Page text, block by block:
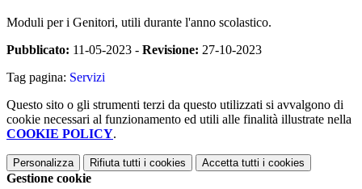
Moduli per i Genitori, utili durante l'anno scolastico.
Pubblicato: 11-05-2023 - Revisione: 27-10-2023
Tag pagina: Servizi
Questo sito o gli strumenti terzi da questo utilizzati si avvalgono di
cookie necessari al funzionamento ed utili alle finalità illustrate nella
COOKIE POLICY.
Personalizza Rifiuta tutti i cookies Accetta tutti i cookies
Gestione cookie